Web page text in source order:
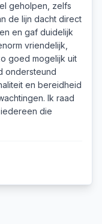
geholpen, zelfs
de lijn dacht direct
en gaf duidelijk
vriendelijk,
goed mogelijk uit
ondersteund
en bereidheid
Ik raad
die